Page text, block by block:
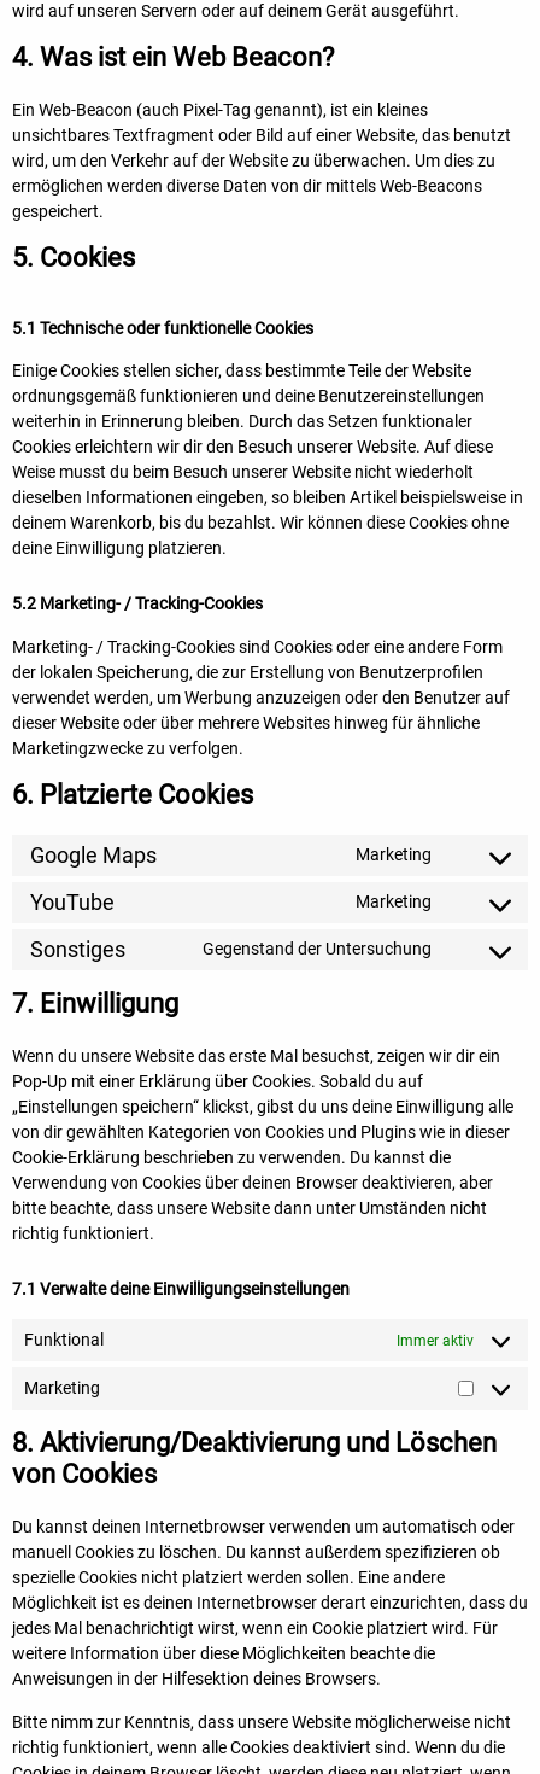
wird auf unseren Servern oder auf deinem Gerät ausgeführt.
4. Was ist ein Web Beacon?
Ein Web-Beacon (auch Pixel-Tag genannt), ist ein kleines
unsichtbares Textfragment oder Bild auf einer Website, das benutzt
wird, um den Verkehr auf der Website zu überwachen. Um dies zu
ermöglichen werden diverse Daten von dir mittels Web-Beacons
gespeichert.
5. Cookies
5.1 Technische oder funktionelle Cookies
Einige Cookies stellen sicher, dass bestimmte Teile der Website
ordnungsgemäß funktionieren und deine Benutzereinstellungen
weiterhin in Erinnerung bleiben. Durch das Setzen funktionaler
Cookies erleichtern wir dir den Besuch unserer Website. Auf diese
Weise musst du beim Besuch unserer Website nicht wiederholt
dieselben Informationen eingeben, so bleiben Artikel beispielsweise in
deinem Warenkorb, bis du bezahlst. Wir können diese Cookies ohne
deine Einwilligung platzieren.
5.2 Marketing- / Tracking-Cookies
Marketing- / Tracking-Cookies sind Cookies oder eine andere Form
der lokalen Speicherung, die zur Erstellung von Benutzerprofilen
verwendet werden, um Werbung anzuzeigen oder den Benutzer auf
dieser Website oder über mehrere Websites hinweg für ähnliche
Marketingzwecke zu verfolgen.
6. Platzierte Cookies
Google Maps Marketing
YouTube Marketing
Sonstiges Gegenstand der Untersuchung
7. Einwilligung
Wenn du unsere Website das erste Mal besuchst, zeigen wir dir ein
Pop-Up mit einer Erklärung über Cookies. Sobald du auf
„Einstellungen speichern“ klickst, gibst du uns deine Einwilligung alle
von dir gewählten Kategorien von Cookies und Plugins wie in dieser
Cookie-Erklärung beschrieben zu verwenden. Du kannst die
Verwendung von Cookies über deinen Browser deaktivieren, aber
bitte beachte, dass unsere Website dann unter Umständen nicht
richtig funktioniert.
7.1 Verwalte deine Einwilligungseinstellungen
Funktional Immer aktiv
Marketing
8. Aktivierung/Deaktivierung und Löschen
von Cookies
Du kannst deinen Internetbrowser verwenden um automatisch oder
manuell Cookies zu löschen. Du kannst außerdem spezifizieren ob
spezielle Cookies nicht platziert werden sollen. Eine andere
Möglichkeit ist es deinen Internetbrowser derart einzurichten, dass du
jedes Mal benachrichtigt wirst, wenn ein Cookie platziert wird. Für
weitere Information über diese Möglichkeiten beachte die
Anweisungen in der Hilfesektion deines Browsers.
Bitte nimm zur Kenntnis, dass unsere Website möglicherweise nicht
richtig funktioniert, wenn alle Cookies deaktiviert sind. Wenn du die